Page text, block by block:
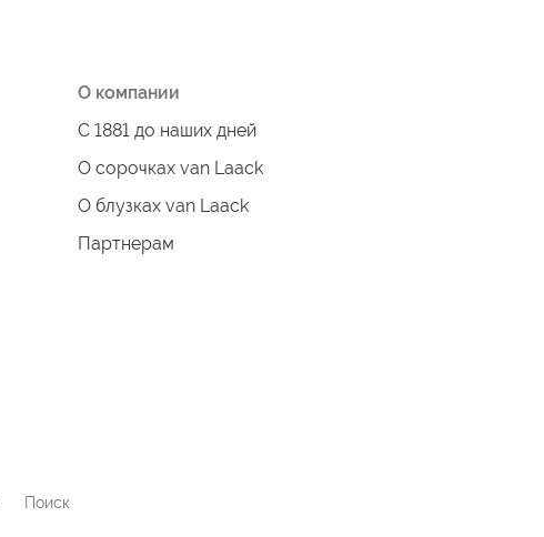
О компании
С 1881 до наших дней
О сорочках van Laack
О блузках van Laack
Партнерам
Поиск